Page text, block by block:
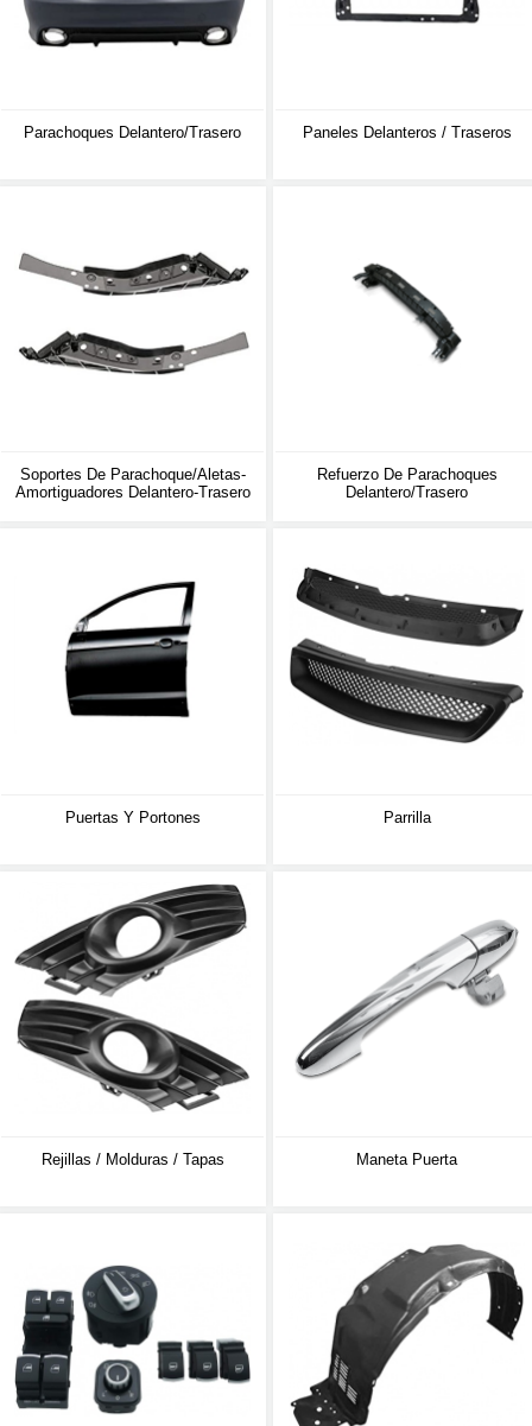
Parachoques Delantero/trasero Paneles Delanteros / Traseros
Soportes De Parachoque/aletas-
Amortiguadores Delantero-Trasero
Refuerzo De Parachoques
Delantero/trasero
Puertas Y Portones Parrilla
Rejillas / Molduras / Tapas Maneta Puerta